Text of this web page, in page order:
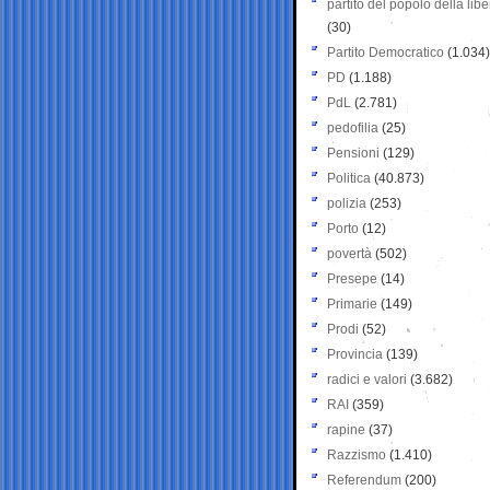
partito del popolo della
(30)
Partito Democratico (1.034)
PD (1.188)
PdL (2.781)
pedofilia (25)
Pensioni (129)
Politica (40.873)
polizia (253)
Porto (12)
povertà (502)
Presepe (14)
Primarie (149)
Prodi (52)
Provincia (139)
radici e valori (3.682)
RAI (359)
rapine (37)
Razzismo (1.410)
Referendum (200)